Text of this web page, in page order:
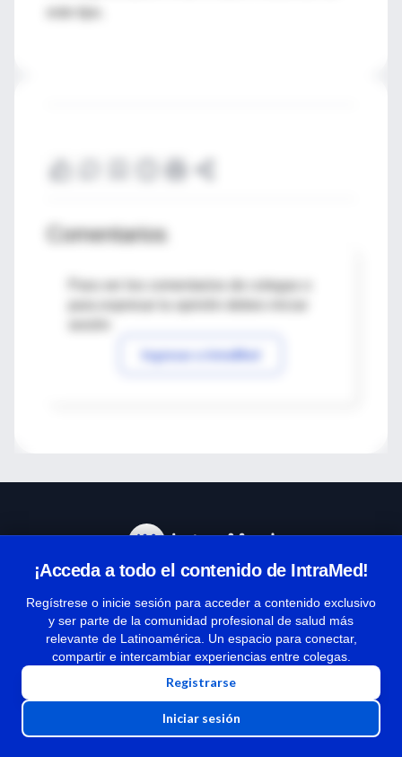
Comentarios
Para ver los comentarios de colegas o
Ingresar a IntraMed
¡Acceda a todo el contenido de IntraMed!
Regístrese o inicie sesión para acceder a contenido exclusivo
y ser parte de la comunidad profesional de salud más
relevante de Latinoamérica. Un espacio para conectar,
compartir e intercambiar experiencias entre colegas.
Registrarse
Iniciar sesión
Términos y condiciones
| Políticas de privacidad
| Todos los derechos reservados | Copyright 1997-2026